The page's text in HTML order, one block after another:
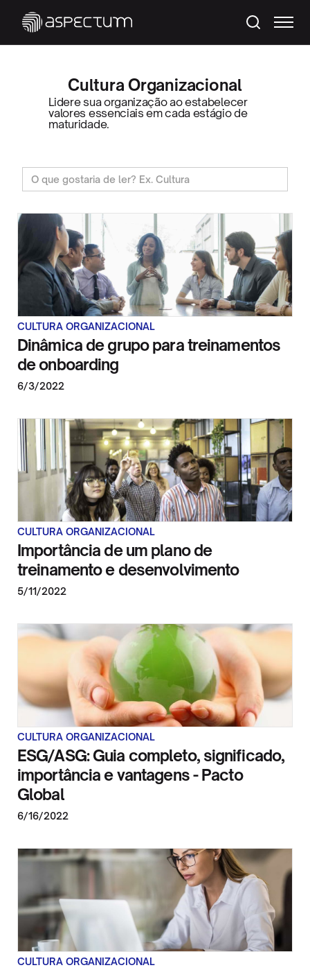
Cultura Organizacional
Lidere sua organização ao estabelecer
valores essenciais em cada estágio de
maturidade.
CULTURA ORGANIZACIONAL
Dinâmica de grupo para treinamentos
de onboarding
6/3/2022
CULTURA ORGANIZACIONAL
Importância de um plano de
treinamento e desenvolvimento
5/11/2022
CULTURA ORGANIZACIONAL
ESG/ASG: Guia completo, significado,
importância e vantagens - Pacto
Global
6/16/2022
CULTURA ORGANIZACIONAL